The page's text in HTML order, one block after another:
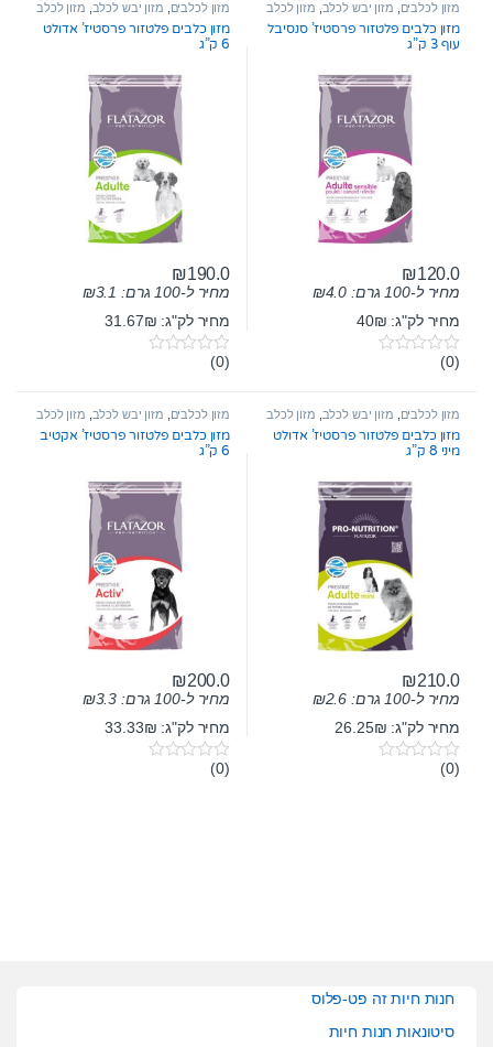
מזון לכלבים מזון יבש לכלב מזון לכלב
מזון כלבים פלטזור פרסטיז’ סנסיבל
עוף 3 ק”ג
₪120.0
מחיר ל-100 גרם: ₪4.0
מחיר לק"ג: 40₪
0
t
f
5
(0)
מזון לכלבים מזון יבש לכלב מזון לכלב
מזון כלבים פלטזור פרסטיז’ אדולט
6 ק”ג
₪190.0
מחיר ל-100 גרם: ₪3.1
מחיר לק"ג: 31.67₪
0
t
f
5
(0)
מזון לכלבים מזון יבש לכלב מזון לכלב
מזון כלבים פלטזור פרסטיז’ אדולט
מיני 8 ק”ג
₪210.0
מחיר ל-100 גרם: ₪2.6
מחיר לק"ג: 26.25₪
0(0)
מזון לכלבים מזון יבש לכלב מזון לכלב
מזון כלבים פלטזור פרסטיז’ אקטיב
6 ק”ג
₪200.0
מחיר ל-100 גרם: ₪3.3
מחיר לק"ג: 33.33₪
0(0)
חנות חיות זה פט-פלוס
סיטונאות חנות חיות